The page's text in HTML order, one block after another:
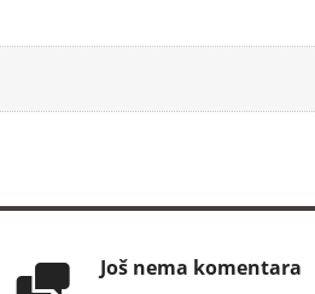
Još nema komentara